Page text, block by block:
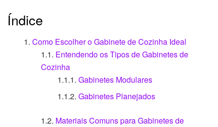
Índice
Como Escolher o Gabinete de Cozinha Ideal
Entendendo os Tipos de Gabinetes de
Cozinha
Gabinetes Modulares
Gabinetes Planejados
Materiais Comuns para Gabinetes de